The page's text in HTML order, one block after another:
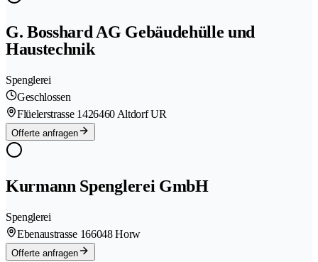
G. Bosshard AG Gebäudehülle und
Haustechnik
Spenglerei
Geschlossen
Flüelerstrasse 1426460 Altdorf UR
Offerte anfragen
Kurmann Spenglerei GmbH
Spenglerei
Ebenaustrasse 166048 Horw
Offerte anfragen